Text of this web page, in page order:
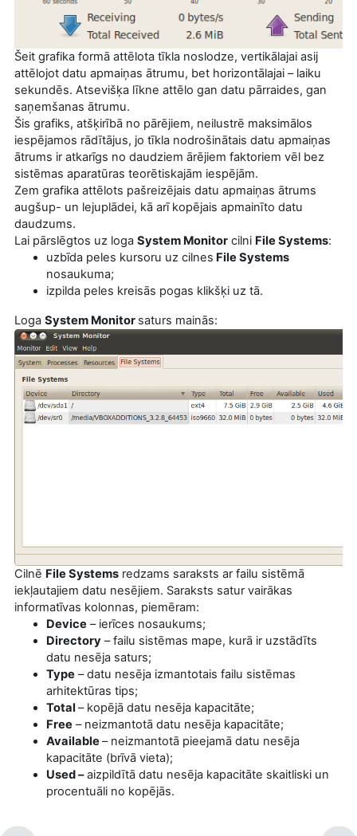
Šeit grafika formā attēlota tīkla noslodze, vertikālajai asij
attēlojot datu apmaiņas ātrumu, bet horizontālajai – laiku
sekundēs. Atsevišķa līkne attēlo gan datu pārraides, gan
saņemšanas ātrumu.
Šis grafiks, atšķirībā no pārējiem, neilustrē maksimālos
iespējamos rādītājus, jo tīkla nodrošinātais datu apmaiņas
ātrums ir atkarīgs no daudziem ārējiem faktoriem vēl bez
sistēmas aparatūras teorētiskajām iespējām.
Zem grafika attēlots pašreizējais datu apmaiņas ātrums
augšup- un lejuplādei, kā arī kopējais apmainīto datu
daudzums.
Lai pārslēgtos uz loga System Monitor cilni File Systems:
uzbīda peles kursoru uz cilnes File Systems
nosaukuma;
izpilda peles kreisās pogas klikšķi uz tā.
Loga System Monitor saturs mainās:
Cilnē File Systems redzams saraksts ar failu sistēmā
iekļautajiem datu nesējiem. Saraksts satur vairākas
informatīvas kolonnas, piemēram:
Device – ierīces nosaukums;
Directory – failu sistēmas mape, kurā ir uzstādīts
datu nesēja saturs;
Type – datu nesēja izmantotais failu sistēmas
arhitektūras tips;
Total – kopējā datu nesēja kapacitāte;
Free – neizmantotā datu nesēja kapacitāte;
Available– neizmantotā pieejamā datu nesēja
kapacitāte (brīvā vieta);
Used –aizpildītā datu nesēja kapacitāte skaitliski un
procentuāli no kopējās.